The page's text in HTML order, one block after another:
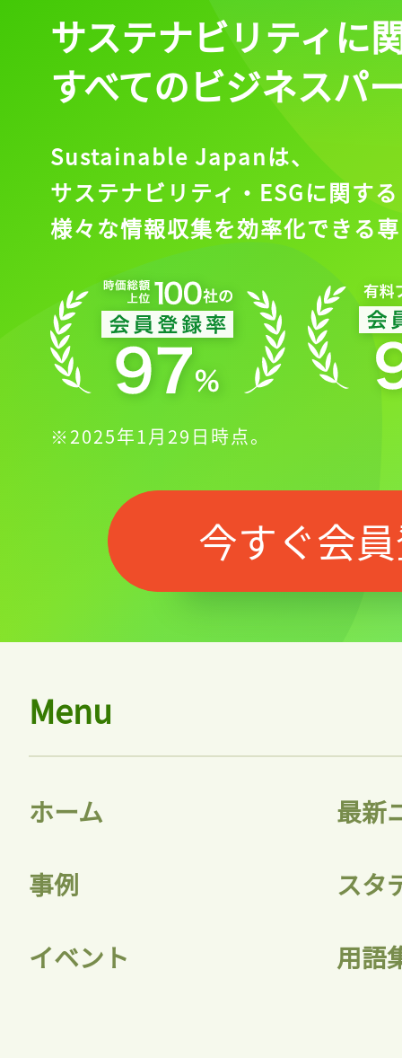
サステナビリティに
すべてのビジネスパ
Sustainable Japanは、
サステナビリティ・ESGに関する
様々な情報収集を効率化できる
※2025年1月29日時点。
今すぐ会
Menu
ホーム 最新
事例 スタ
イベント 用語